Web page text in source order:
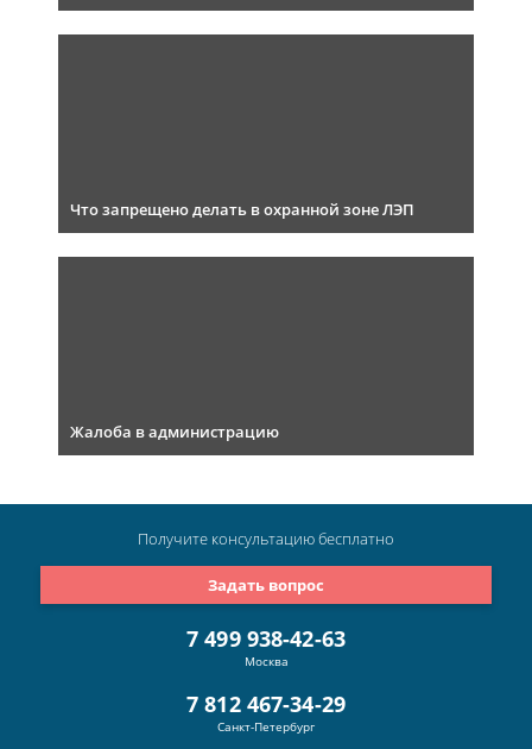
Что запрещено делать в охранной зоне ЛЭП
Жалоба в администрацию
7 499 938-42-63
Москва
7 812 467-34-29
Санкт-Петербург
Задать вопрос
Получите консультациюбесплатно